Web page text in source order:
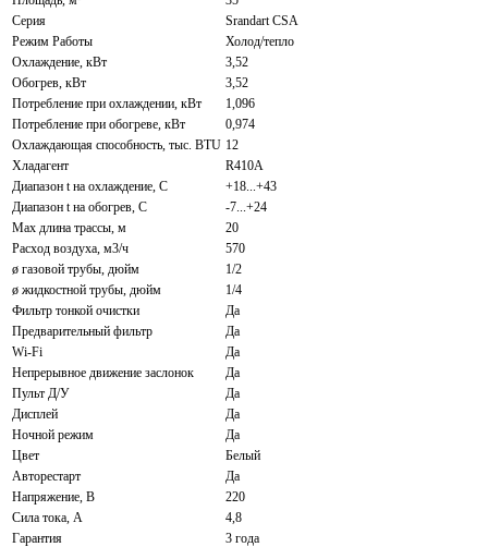
Серия
Srandart CSA
Режим Работы
Холод/тепло
Охлаждение, кВт
3,52
Обогрев, кВт
3,52
Потребление при охлаждении, кВт
1,096
Потребление при обогреве, кВт
0,974
Охлаждающая способность, тыс. BTU 12
Хладагент
R410A
Диапазон t на охлаждение, С
+18...+43
Диапазон t на обогрев, С
-7...+24
Max длина трассы, м
20
Расход воздуха, м3/ч
570
ø газовой трубы, дюйм
1/2
ø жидкостной трубы, дюйм
1/4
Фильтр тонкой очистки
Да
Предварительный фильтр
Да
Wi-Fi
Да
Непрерывное движение заслонок
Да
Пульт Д/У
Да
Дисплей
Да
Ночной режим
Да
Цвет
Белый
Авторестарт
Да
Напряжение, В
220
Сила тока, А
4,8
Гарантия
3 года